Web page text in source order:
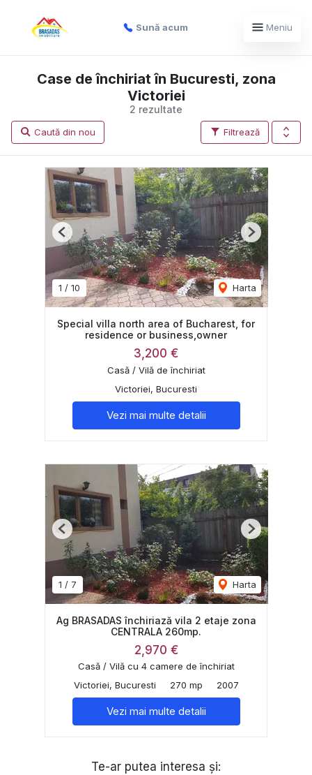
Sună acum Meniu
2 rezultate
Case de închiriat în Bucuresti, zona
Victoriei
Filtrează
Caută din nou
1 / 10 Harta
Previous Next
Special villa north area of Bucharest, for
residence or business,owner
3,200 €
Casă / Vilă de închiriat
Victoriei, Bucuresti
Vezi mai multe detalii
1 / 7 Harta
Previous Next
Ag BRASADAS închiriază vila 2 etaje zona
CENTRALA 260mp.
2,970 €
Casă / Vilă cu 4 camere de închiriat
Victoriei, Bucuresti
270 mp 2007
Vezi mai multe detalii
Te-ar putea interesa și: